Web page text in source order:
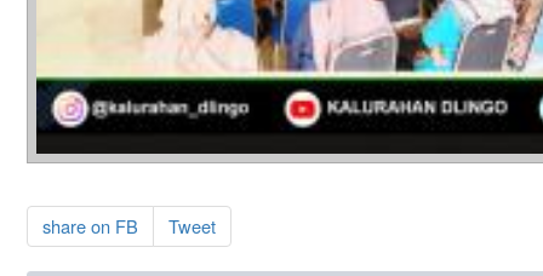
share on FB Tweet